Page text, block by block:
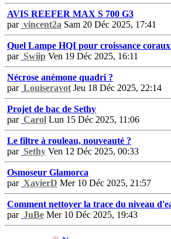
AVIS REEFER MAX S 700 G3
par vincent2a Sam 20 Déc 2025, 17:41
Quel Lampe HQI pour croissance coraux
par Swiip Ven 19 Déc 2025, 16:11
Nécrose anémone quadri ?
par Louiseravot Jeu 18 Déc 2025, 22:14
Projet de bac de Sethy
par Carol Lun 15 Déc 2025, 11:06
Le filtre à rouleau, nouveauté ?
par Sethy Ven 12 Déc 2025, 00:33
Osmoseur Glamorca
par XavierD Mer 10 Déc 2025, 21:57
Comment nettoyer la trace du niveau
par JuBe Mer 10 Déc 2025, 19:43